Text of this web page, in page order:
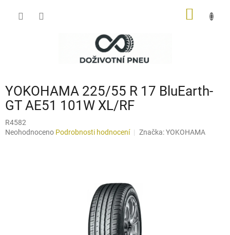
YOKOHAMA 225/55 R 17 BluEarth-
GT AE51 101W XL/RF
R4582
Průměrné
Neohodnoceno Podrobnosti hodnocení Značka:YOKOHAMA